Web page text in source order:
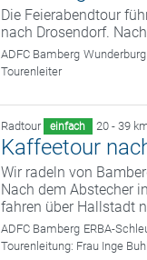
Die Feierabendtour
nach Drosendorf.
ADFC Bamberg
Tourenleiter
Radtour einfach 20 - 39
Kaffeetour
Wir radeln von
Nach dem Abstecher
fahren über Hallstadt
ADFC Bamberg ERBA-
Tourenleitung: Frau Inge Buhl